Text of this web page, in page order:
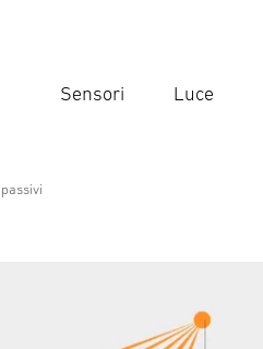
Sensori Luce